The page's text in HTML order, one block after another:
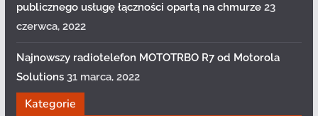
publicznego usługę łączności opartą na chmurze 23
czerwca, 2022
Najnowszy radiotelefon MOTOTRBO R7 od Motorola
Solutions 31 marca, 2022
Kategorie